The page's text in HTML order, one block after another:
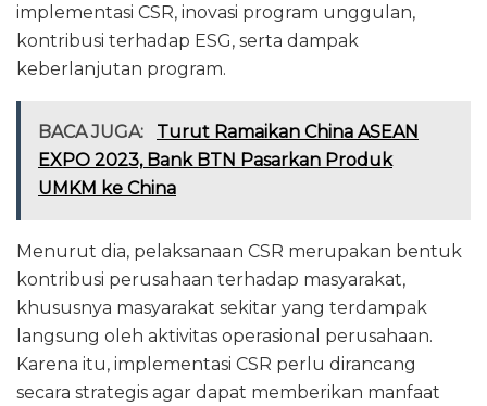
implementasi CSR, inovasi program unggulan,
kontribusi terhadap ESG, serta dampak
keberlanjutan program.
BACA JUGA:
Turut Ramaikan China ASEAN
EXPO 2023, Bank BTN Pasarkan Produk
UMKM ke China
Menurut dia, pelaksanaan CSR merupakan bentuk
kontribusi perusahaan terhadap masyarakat,
khususnya masyarakat sekitar yang terdampak
langsung oleh aktivitas operasional perusahaan.
Karena itu, implementasi CSR perlu dirancang
secara strategis agar dapat memberikan manfaat